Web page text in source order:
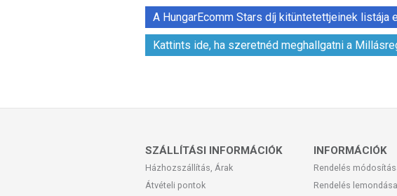
A HungarEcomm Stars díj kitüntetettjeinek listája
Kattints ide, ha szeretnéd meghallgatni a
SZÁLLÍTÁSI INFORMÁCIÓK
Házhozszállítás, Árak
Átvételi pontok
INFORMÁCIÓK
Rendelés
Rendelés lemondása